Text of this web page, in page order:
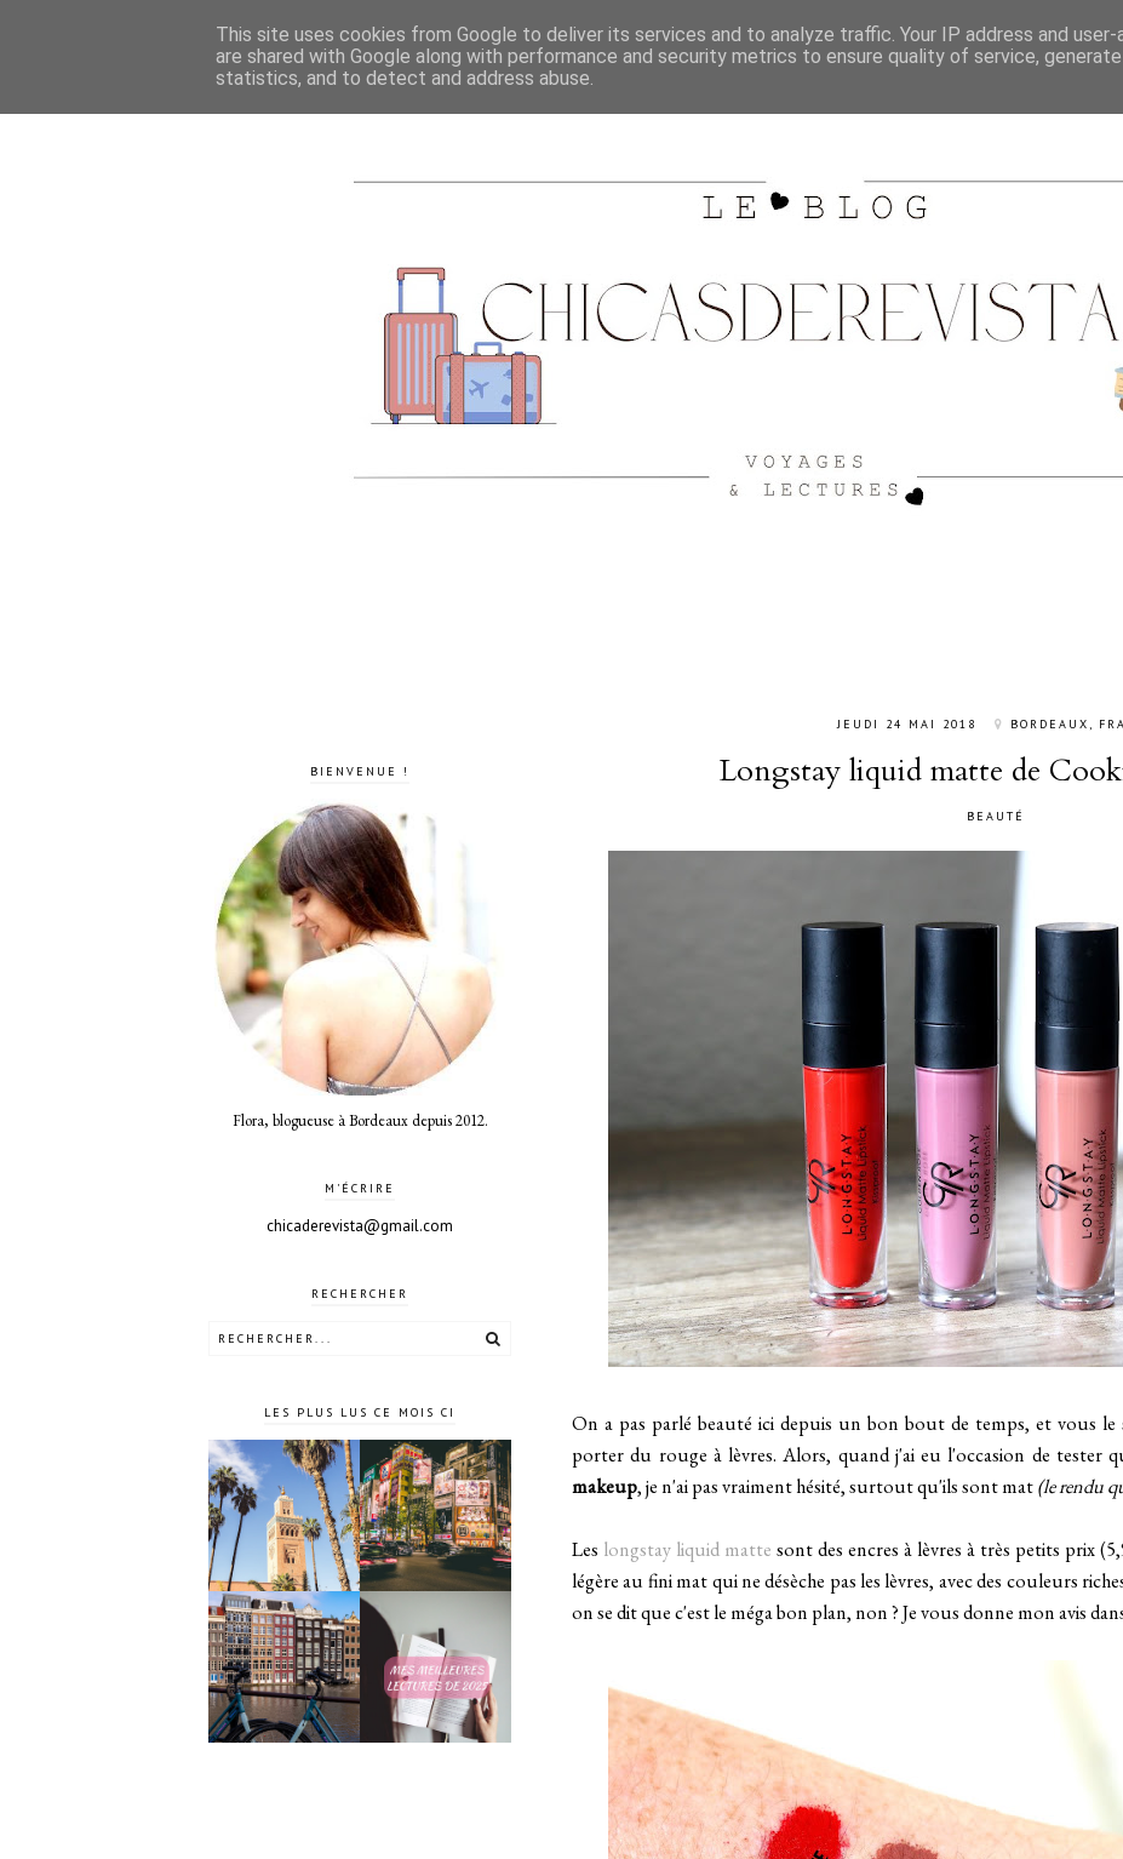
ACCUEIL A PROPOS SHOPPING CITY GUIDE BORDEAUX VOYAGES
JEUDI 24 MAI 2018 BORDEAUX,
Longstay liquid matte de
BEAUTÉ
On a pas parlé beauté ici depuis un bon bout de temps, et vous le
porter du rouge à lèvres. Alors, quand j'ai eu l'occasion de tester
makeup, je n'ai pas vraiment hésité, surtout qu'ils sont mat(le rendu
Les longstay liquid matte sont des encres à lèvres à très petits prix
légère au fini mat qui ne désèche pas les lèvres, avec des couleurs
on se dit que c'est le méga bon plan, non ? Je vous donne mon avis
BIENVENUE !
Flora, blogueuse à Bordeaux depuis 2012.
M'ÉCRIRE
chicaderevista@gmail.com
RECHERCHER
LES PLUS LUS CE MOIS CI
4 jours à
Marrakech
10 jours à
Tokyo au
Japon
4 jours à
Amsterdam
Mes meilleures
lectures de
2025
This site uses cookies from Google to deliver its services and to analyze traffic. Your IP address and user-
are shared with Google along with performance and security metrics to ensure quality of service,
statistics, and to detect and address abuse.